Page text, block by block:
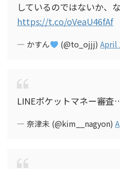
しているのではないか、
https://t.co/oVeaU46fAf
— かすん (@to_ojjj)April
LINEポケットマネー審査
— 奈津未 (@kim__nagyon)